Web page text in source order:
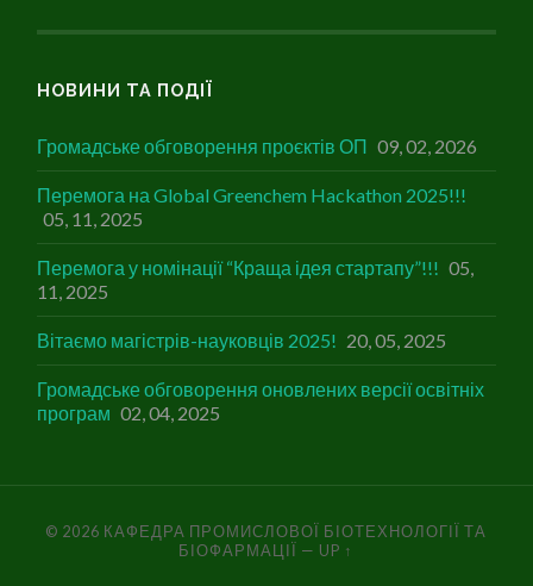
НОВИНИ ТА ПОДІЇ
Громадське обговорення проєктів ОП 09, 02, 2026
Перемога на Global Greenchem Hackathon 2025!!!
05, 11, 2025
Перемога у номінації “Краща ідея стартапу”!!! 05,
11, 2025
Вітаємо магістрів-науковців 2025! 20, 05, 2025
Громадське обговорення оновлених версії освітніх
програм 02, 04, 2025
© 2026 КАФЕДРА ПРОМИСЛОВОЇ БІОТЕХНОЛОГІЇ ТА
БІОФАРМАЦІЇ — UP ↑